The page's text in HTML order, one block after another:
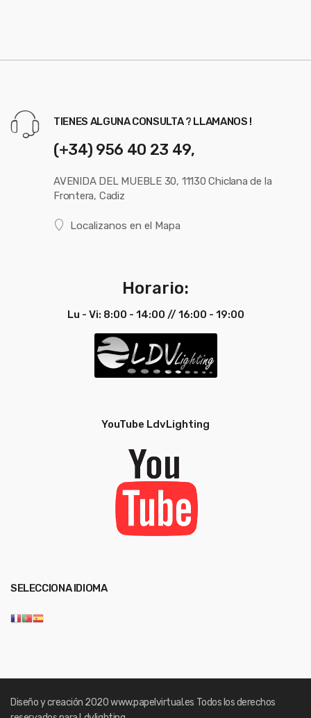
TIENES ALGUNA CONSULTA ? LLAMANOS !
(+34) 956 40 23 49,
AVENIDA DEL MUEBLE 30, 11130 Chiclana de la
Frontera, Cadiz
Localizanos en el Mapa
Horario:
Lu - Vi: 8:00 - 14:00 // 16:00 - 19:00
YouTube LdvLighting
SELECCIONA IDIOMA
Diseño y creación 2020www.papelvirtual.es Todos los derechos